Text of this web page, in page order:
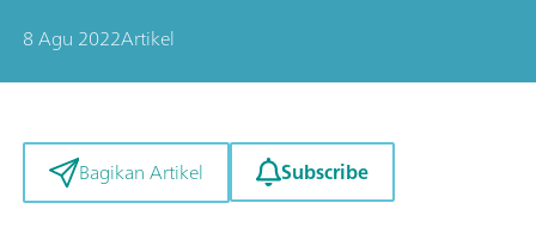
8 Agu 2022Artikel
Bagikan Artikel Subscribe